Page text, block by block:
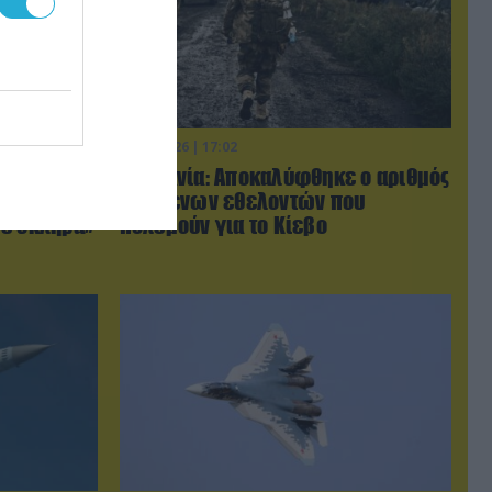
χώρες
Τραμπ
σκληρά»
06.08.2026 | 17:02
Ουκρανία: Αποκαλύφθηκε ο αριθμός
των ξένων εθελοντών που
πολεμούν για το Κίεβο